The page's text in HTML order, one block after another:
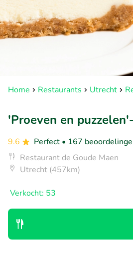
Home Restaurants Utrecht
'Proeven en
9.6 Perfect • 167
Restaurant de Goude Maen
Utrecht (457km)
Verkocht: 53